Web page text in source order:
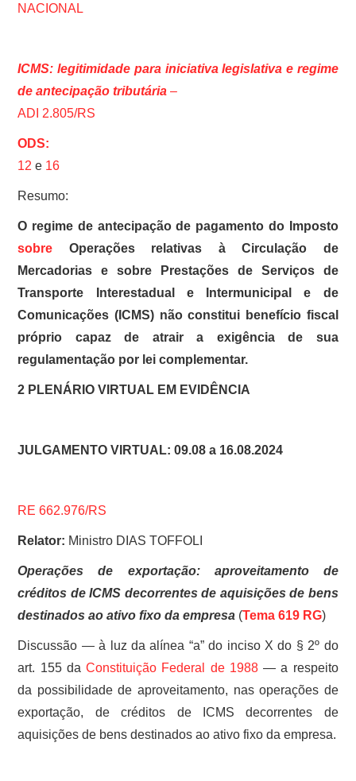
NACIONAL
ICMS: legitimidade para iniciativa legislativa e regime
de antecipação tributária–
ADI 2.805/RS
ODS:
12 e 16
Resumo:
O regime de antecipação de pagamento do Imposto
sobre Operações relativas à Circulação de
Mercadorias e sobre Prestações de Serviços de
Transporte Interestadual e Intermunicipal e de
Comunicações (ICMS) não constitui benefício fiscal
próprio capaz de atrair a exigência de sua
regulamentação por lei complementar.
2 PLENÁRIO VIRTUAL EM EVIDÊNCIA
JULGAMENTO VIRTUAL: 09.08 a 16.08.2024
RE 662.976/RS
Relator: Ministro DIAS TOFFOLI
Operações de exportação: aproveitamento de
créditos de ICMS decorrentes de aquisições de bens
destinados ao ativo fixo da empresa (Tema 619 RG)
Discussão — à luz da alínea “a” do inciso X do § 2º do
art. 155 daConstituição Federal de 1988— a respeito
da possibilidade de aproveitamento, nas operações de
exportação, de créditos de ICMS decorrentes de
aquisições de bens destinados ao ativo fixo da empresa.